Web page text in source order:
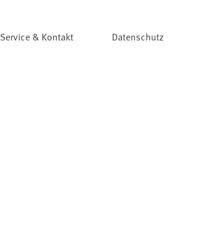
Service & Kontakt Datenschutz